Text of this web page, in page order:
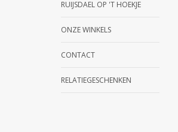
RUIJSDAEL OP 'T HOEKJE
ONZE WINKELS
CONTACT
RELATIEGESCHENKEN